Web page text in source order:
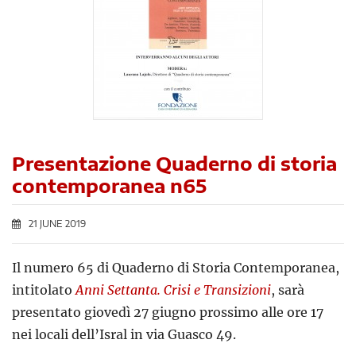
Presentazione Quaderno di storia
contemporanea n65
21 JUNE 2019
Il numero 65 di Quaderno di Storia Contemporanea,
intitolatoAnni Settanta. Crisi e Transizioni, sarà
presentato giovedì 27 giugno prossimo alle ore 17
nei locali dell’Isral in via Guasco 49.